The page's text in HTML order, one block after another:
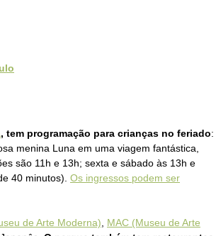
, tem programação para crianças no feriado:
menina Luna em uma viagem fantástica,
são 11h e 13h; sexta e sábado às 13h e
40 minutos). Os ingressos podem ser
de Arte Moderna)
MAC (Museu de Arte